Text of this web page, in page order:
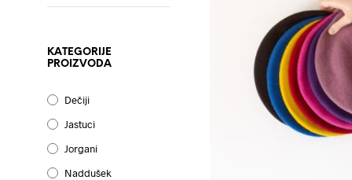
KATEGORIJE
PROIZVODA
Dečiji
Jastuci
Jorgani
Naddušek